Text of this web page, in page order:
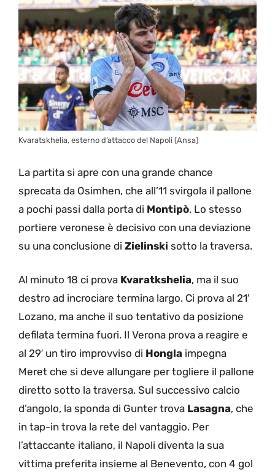
Kvaratskhelia, esterno d’attacco del Napoli (Ansa)
La partita si apre con una grande chance
sprecata da Osimhen, che all’11 svirgola il pallone
a pochi passi dalla porta di Montipò. Lo stesso
portiere veronese è decisivo con una deviazione
su una conclusione di Zielinski sotto la traversa.
Al minuto 18 ci prova Kvaratkshelia, ma il suo
destro ad incrociare termina largo. Ci prova al 21′
Lozano, ma anche il suo tentativo da posizione
defilata termina fuori. Il Verona prova a reagire e
al 29′ un tiro improvviso di Hongla impegna
Meret che si deve allungare per togliere il pallone
diretto sotto la traversa. Sul successivo calcio
d’angolo, la sponda di Gunter trova Lasagna, che
in tap-in trova la rete del vantaggio. Per
l’attaccante italiano, il Napoli diventa la sua
vittima preferita insieme al Benevento, con 4 gol